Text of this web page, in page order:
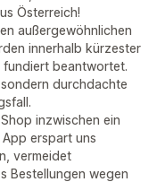
Österreich!
außergewöhnlichen
innerhalb kürzester
beantwortet.
durchdachte
inzwischen ein
erspart uns
vermeidet
Bestellungen wegen